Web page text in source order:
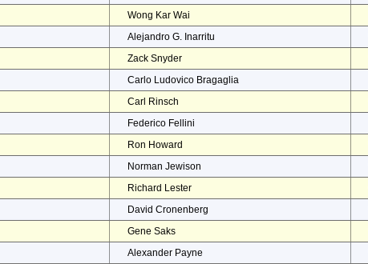
Wong Kar Wai
Alejandro G. Inarritu
Zack Snyder
Carlo Ludovico Bragaglia
Carl Rinsch
Federico Fellini
Ron Howard
Norman Jewison
Richard Lester
David Cronenberg
Gene Saks
Alexander Payne